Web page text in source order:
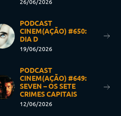
26/06/2026
PODCAST
CINEM(AÇÃO) #650:
DIA D
19/06/2026
PODCAST
CINEM(AÇÃO) #649:
SEVEN – OS SETE
CRIMES CAPITAIS
12/06/2026